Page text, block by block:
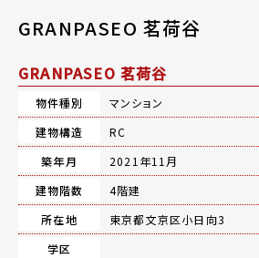
GRANPASEO 茗荷谷
GRANPASEO 茗荷谷
物件種別
マンション
建物構造
RC
築年月
2021年11月
建物階数
4階建
所在地
東京都文京区小日向3
学区